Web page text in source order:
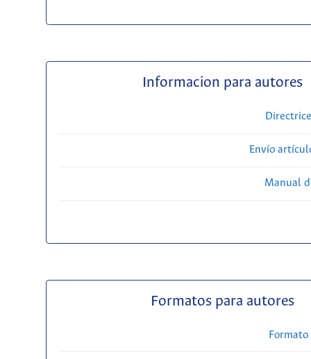
Informacion para autores
Envío
Manual
Formatos para autores